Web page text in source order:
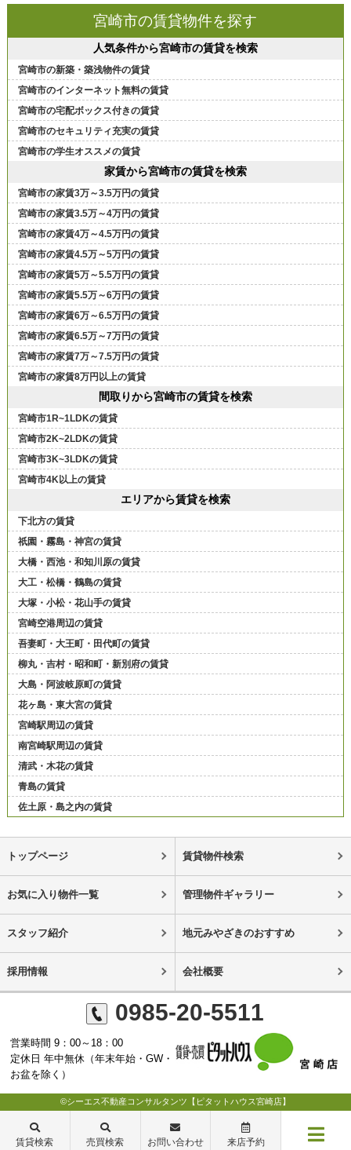
宮崎市の賃貸物件を探す
人気条件から宮崎市の賃貸を検索
宮崎市の新築・築浅物件の賃貸
宮崎市のインターネット無料の賃貸
宮崎市の宅配ボックス付きの賃貸
宮崎市のセキュリティ充実の賃貸
宮崎市の学生オススメの賃貸
家賃から宮崎市の賃貸を検索
宮崎市の家賃3万～3.5万円の賃貸
宮崎市の家賃3.5万～4万円の賃貸
宮崎市の家賃4万～4.5万円の賃貸
宮崎市の家賃4.5万～5万円の賃貸
宮崎市の家賃5万～5.5万円の賃貸
宮崎市の家賃5.5万～6万円の賃貸
宮崎市の家賃6万～6.5万円の賃貸
宮崎市の家賃6.5万～7万円の賃貸
宮崎市の家賃7万～7.5万円の賃貸
宮崎市の家賃8万円以上の賃貸
間取りから宮崎市の賃貸を検索
宮崎市1R~1LDKの賃貸
宮崎市2K~2LDKの賃貸
宮崎市3K~3LDKの賃貸
宮崎市4K以上の賃貸
エリアから賃貸を検索
下北方の賃貸
祇園・霧島・神宮の賃貸
大橋・西池・和知川原の賃貸
大工・松橋・鶴島の賃貸
大塚・小松・花山手の賃貸
宮崎空港周辺の賃貸
吾妻町・大王町・田代町の賃貸
柳丸・吉村・昭和町・新別府の賃貸
大島・阿波岐原町の賃貸
花ヶ島・東大宮の賃貸
宮崎駅周辺の賃貸
南宮崎駅周辺の賃貸
清武・木花の賃貸
青島の賃貸
佐土原・島之内の賃貸
トップページ 賃貸物件検索
お気に入り物件一覧 管理物件ギャラリー
スタッフ紹介 地元みやざきのおすすめ
採用情報 会社概要
0985-20-5511
営業時間 9：00～18：00
定休日 年中無休（年末年始・GW・
お盆を除く）
©シーエス不動産コンサルタンツ【ピタットハウス宮崎店】
賃貸検索 売買検索 お問い合わせ 来店予約